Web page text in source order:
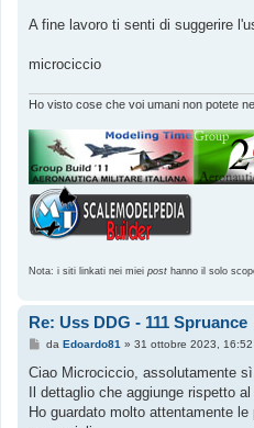
o
A fine lavoro ti senti di suggerire
microciccio
Ho visto cose che voi umani non potete
Nota: i siti linkati nei miei post hanno il solo
Re: Uss DDG - 111 Spruance
M
s
a
g
da Edoardo81 » 31 ottobre 2023, 16:52
Ciao Microciccio, assolutamente sì.
Il dettaglio che aggiunge rispetto
Ho guardato molto attentamente